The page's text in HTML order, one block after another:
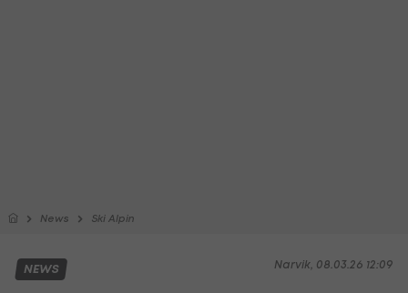
News Ski Alpin
Narvik, 08.03.26 12:09
NEWS